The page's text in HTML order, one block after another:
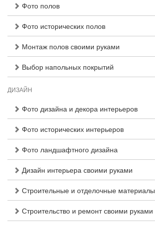
Фото полов
Фото исторических полов
Монтаж полов своими руками
Выбор напольных покрытий
ДИЗАЙН
Фото дизайна и декора интерьеров
Фото исторических интерьеров
Фото ландшафтного дизайна
Дизайн интерьера своими руками
Строительные и отделочные материалы
Строительство и ремонт своими руками